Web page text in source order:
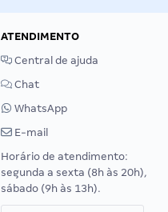
ATENDIMENTO
Central de ajuda
Chat
WhatsApp
E-mail
Horário de atendimento:
segunda a sexta (8h às 20h),
sábado (9h às 13h).